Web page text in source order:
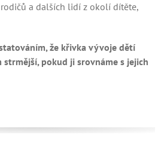
a dalších lidí z okolí dítěte,
že křivka vývoje dětí
strmější, pokud ji srovnáme s jejich